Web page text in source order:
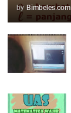
by Bimbeles.com